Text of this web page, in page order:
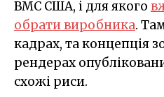
ВМС США, і для якого
обрати виробника.
кадрах, та концепція
рендерах
схожі риси.